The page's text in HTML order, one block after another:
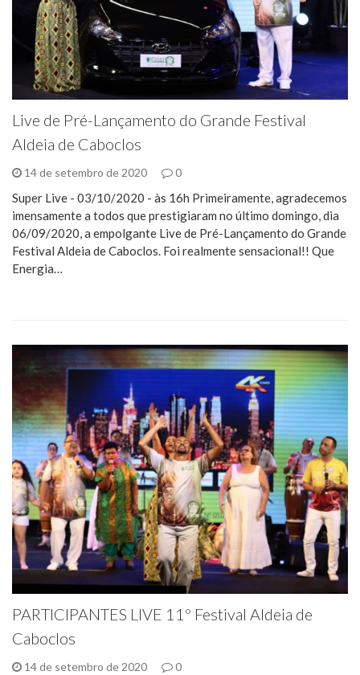
Live de Pré-Lançamento do Grande Festival
Aldeia de Caboclos
14 de setembro de 2020 0
Super Live - 03/10/2020 - às 16h Primeiramente, agradecemos
imensamente a todos que prestigiaram no último domingo, dia
06/09/2020, a empolgante Live de Pré-Lançamento do Grande
Festival Aldeia de Caboclos. Foi realmente sensacional!! Que
Energia…
PARTICIPANTES LIVE 11º Festival Aldeia de
Caboclos
14 de setembro de 2020 0